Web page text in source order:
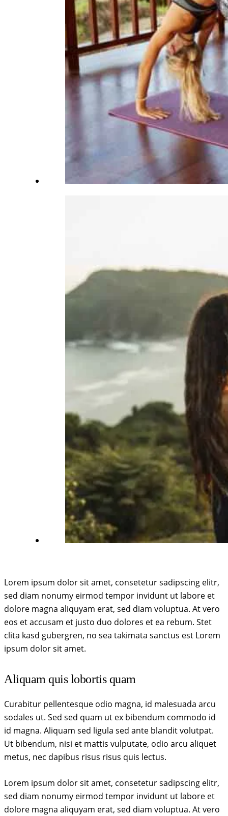
Lorem ipsum dolor sit amet, consetetur sadipscing elitr,
sed diam nonumy eirmod tempor invidunt ut labore et
dolore magna aliquyam erat, sed diam voluptua. At vero
eos et accusam et justo duo dolores et ea rebum. Stet
clita kasd gubergren, no sea takimata sanctus est Lorem
ipsum dolor sit amet.
Aliquam quis lobortis quam
Curabitur pellentesque odio magna, id malesuada arcu
sodales ut. Sed sed quam ut ex bibendum commodo id
id magna. Aliquam sed ligula sed ante blandit volutpat.
Ut bibendum, nisi et mattis vulputate, odio arcu aliquet
metus, nec dapibus risus risus quis lectus.
Lorem ipsum dolor sit amet, consetetur sadipscing elitr,
sed diam nonumy eirmod tempor invidunt ut labore et
dolore magna aliquyam erat, sed diam voluptua. At vero